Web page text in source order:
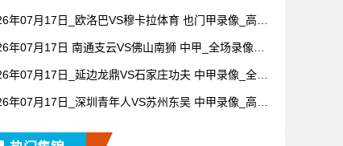
年07月17日_欧洛巴VS穆卡拉体育 也门甲录像_高清
年07月17日 南通支云VS佛山南狮 中甲_全场录像
年07月17日_延边龙鼎VS石家庄功夫 中甲录像_全场
年07月17日_深圳青年人VS苏州东吴 中甲录像_高清